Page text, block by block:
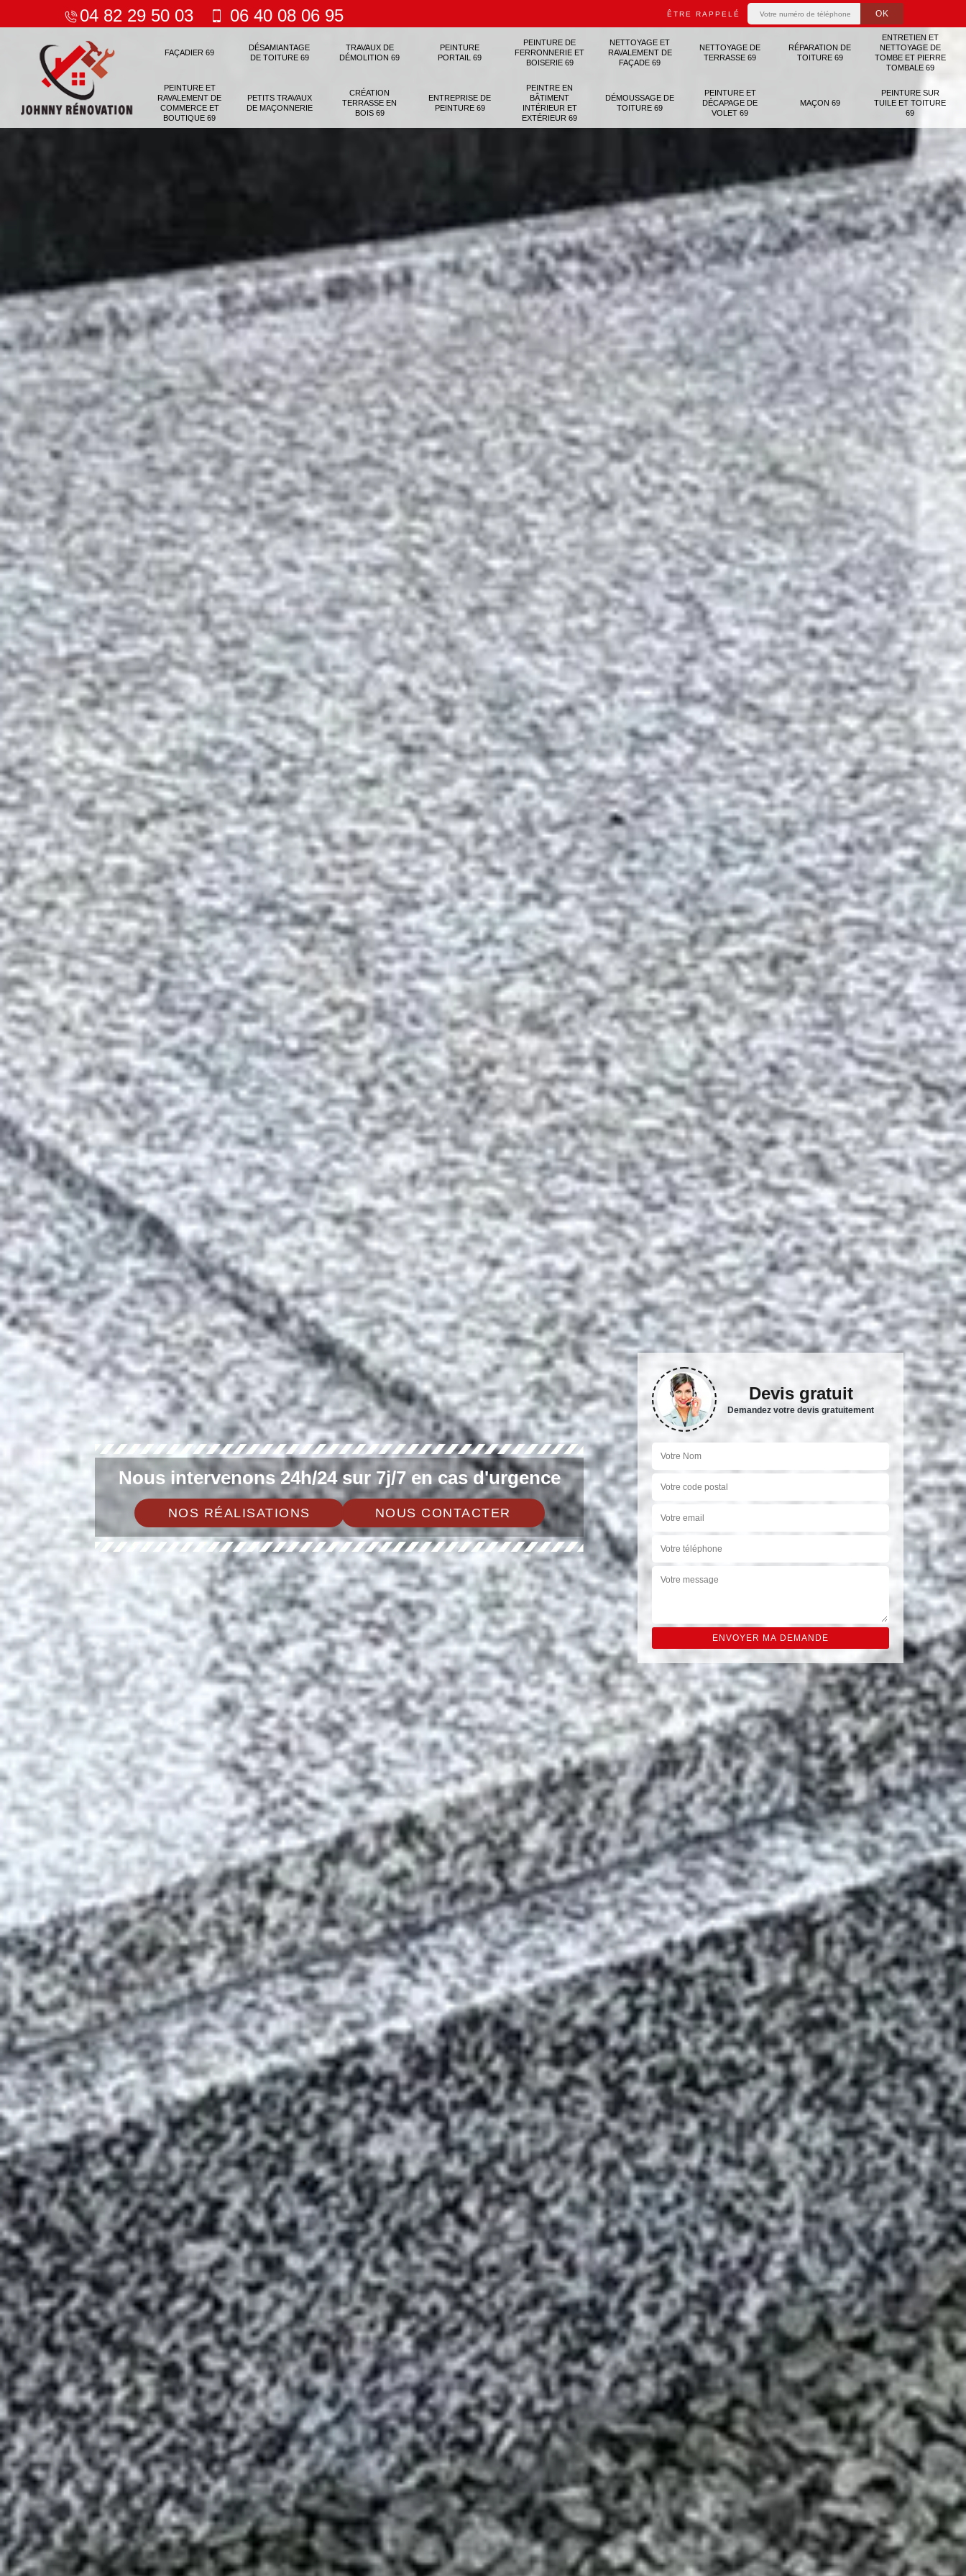
04 82 29 50 03 06 40 08 06 95 ÊTRE RAPPELÉ
FAÇADIER 69
DÉSAMIANTAGE
DE TOITURE 69
TRAVAUX DE
DÉMOLITION 69
PEINTURE
PORTAIL 69
PEINTURE DE
FERRONNERIE ET
BOISERIE 69
NETTOYAGE ET
RAVALEMENT DE
FAÇADE 69
NETTOYAGE DE
TERRASSE 69
RÉPARATION DE
TOITURE 69
ENTRETIEN ET
NETTOYAGE DE
TOMBE ET PIERRE
TOMBALE 69
PEINTURE ET
RAVALEMENT DE
COMMERCE ET
BOUTIQUE 69
PETITS TRAVAUX
DE MAÇONNERIE
CRÉATION
TERRASSE EN
BOIS 69
ENTREPRISE DE
PEINTURE 69
PEINTRE EN
BÂTIMENT
INTÉRIEUR ET
EXTÉRIEUR 69
DÉMOUSSAGE DE
TOITURE 69
PEINTURE ET
DÉCAPAGE DE
VOLET 69
MAÇON 69
PEINTURE SUR
TUILE ET TOITURE
69
Nous intervenons 24h/24 sur 7j/7 en cas d'urgence
NOS RÉALISATIONS NOUS CONTACTER
Devis gratuit
Demandez votre devis gratuitement